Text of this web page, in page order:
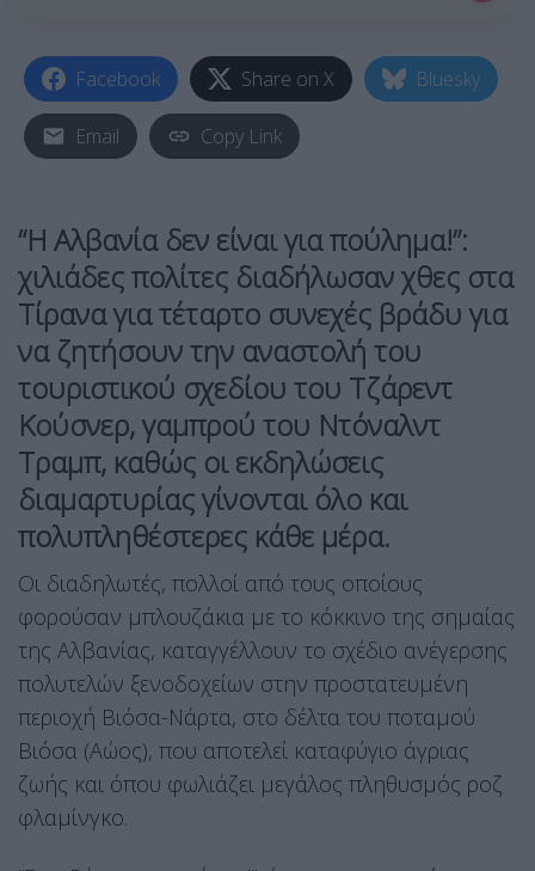
Facebook Share on X Bluesky
Email Copy Link
“Η Αλβανία δεν είναι για πούλημα!”:
χιλιάδες πολίτες διαδήλωσαν χθες στα
Τίρανα για τέταρτο συνεχές βράδυ για
να ζητήσουν την αναστολή του
τουριστικού σχεδίου του Τζάρεντ
Κούσνερ, γαμπρού του Ντόναλντ
Τραμπ, καθώς οι εκδηλώσεις
διαμαρτυρίας γίνονται όλο και
πολυπληθέστερες κάθε μέρα.
Οι διαδηλωτές, πολλοί από τους οποίους
φορούσαν μπλουζάκια με το κόκκινο της σημαίας
της Αλβανίας, καταγγέλλουν το σχέδιο ανέγερσης
πολυτελών ξενοδοχείων στην προστατευμένη
περιοχή Βιόσα-Νάρτα, στο δέλτα του ποταμού
Βιόσα (Αώος), που αποτελεί καταφύγιο άγριας
ζωής και όπου φωλιάζει μεγάλος πληθυσμός ροζ
φλαμίνγκο.